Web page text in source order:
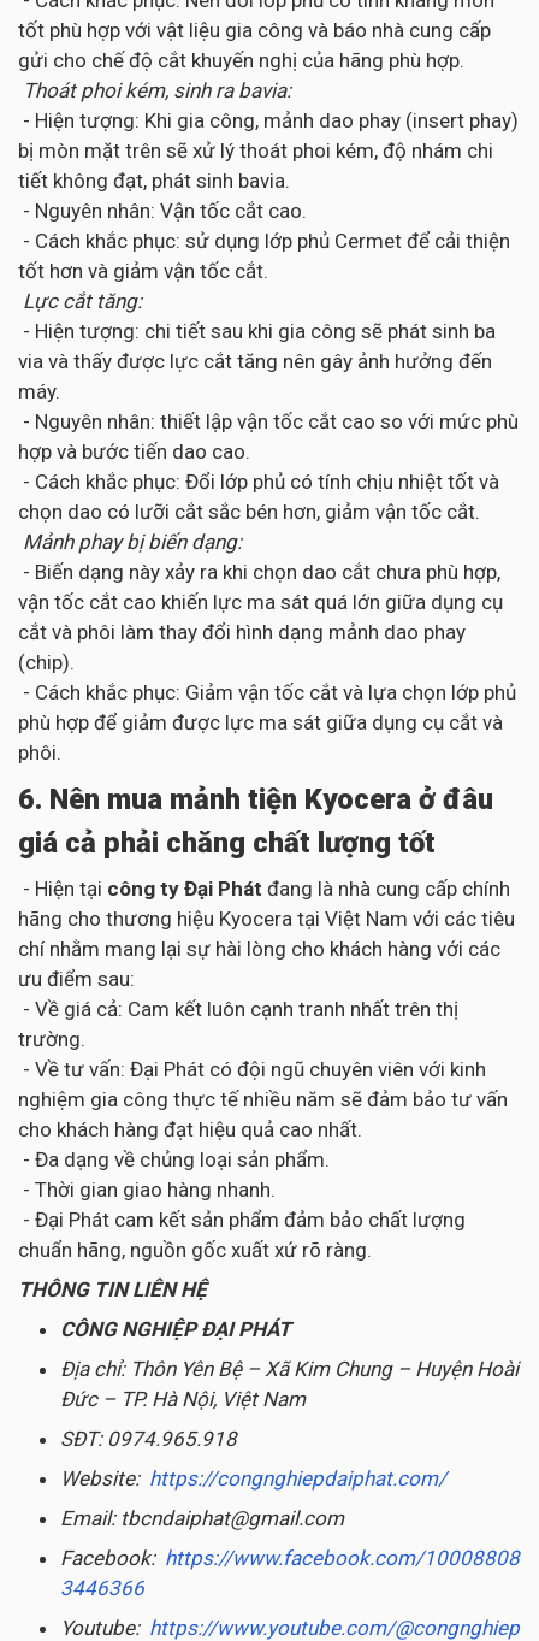
tốt phù hợp với vật liệu gia công và báo nhà cung cấp
gửi cho chế độ cắt khuyến nghị của hãng phù hợp.
Thoát phoi kém, sinh ra bavia:
- Hiện tượng: Khi gia công, mảnh dao phay (insert phay)
bị mòn mặt trên sẽ xử lý thoát phoi kém, độ nhám chi
tiết không đạt, phát sinh bavia.
- Nguyên nhân: Vận tốc cắt cao.
- Cách khắc phục: sử dụng lớp phủ Cermet để cải thiện
tốt hơn và giảm vận tốc cắt.
Lực cắt tăng:
- Hiện tượng: chi tiết sau khi gia công sẽ phát sinh ba
via và thấy được lực cắt tăng nên gây ảnh hưởng đến
máy.
- Nguyên nhân: thiết lập vận tốc cắt cao so với mức phù
hợp và bước tiến dao cao.
- Cách khắc phục: Đổi lớp phủ có tính chịu nhiệt tốt và
chọn dao có lưỡi cắt sắc bén hơn, giảm vận tốc cắt.
Mảnh phay bị biến dạng:
- Biến dạng này xảy ra khi chọn dao cắt chưa phù hợp,
vận tốc cắt cao khiến lực ma sát quá lớn giữa dụng cụ
cắt và phôi làm thay đổi hình dạng mảnh dao phay
(chip).
- Cách khắc phục: Giảm vận tốc cắt và lựa chọn lớp phủ
phù hợp để giảm được lực ma sát giữa dụng cụ cắt và
phôi.
6. Nên mua mảnh tiện Kyocera ở đâu
giá cả phải chăng chất lượng tốt
- Hiện tại công ty Đại Phát đang là nhà cung cấp chính
hãng cho thương hiệu Kyocera tại Việt Nam với các tiêu
chí nhằm mang lại sự hài lòng cho khách hàng với các
ưu điểm sau:
- Về giá cả: Cam kết luôn cạnh tranh nhất trên thị
trường.
- Về tư vấn: Đại Phát có đội ngũ chuyên viên với kinh
nghiệm gia công thực tế nhiều năm sẽ đảm bảo tư vấn
cho khách hàng đạt hiệu quả cao nhất.
- Đa dạng về chủng loại sản phẩm.
- Thời gian giao hàng nhanh.
- Đại Phát cam kết sản phẩm đảm bảo chất lượng
chuẩn hãng, nguồn gốc xuất xứ rõ ràng.
THÔNG TIN LIÊN HỆ
CÔNG NGHIỆP ĐẠI PHÁT
Địa chỉ: Thôn Yên Bệ – Xã Kim Chung – Huyện Hoài
Đức – TP. Hà Nội, Việt Nam
SĐT: 0974.965.918
Website: https://congnghiepdaiphat.com/
Email: tbcndaiphat@gmail.com
Facebook: https://www.facebook.com/10008808
3446366
Youtube: https://www.youtube.com/@congnghiep